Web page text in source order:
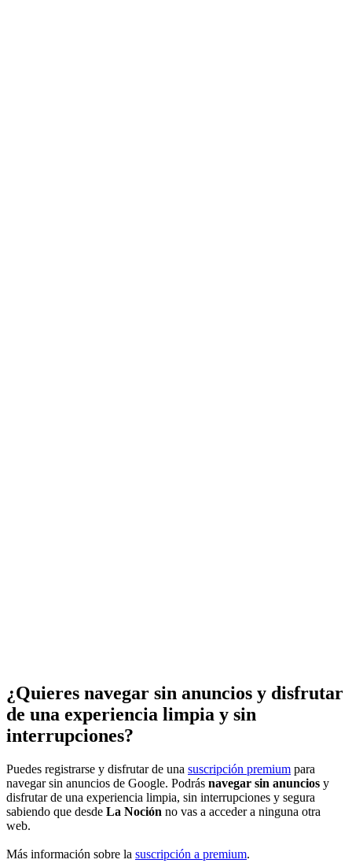
¿Quieres navegar sin anuncios y disfrutar
de una experiencia limpia y sin
interrupciones?
Puedes registrarse y disfrutar de una suscripción premium para
navegar sin anuncios de Google. Podrás navegar sin anuncios y
disfrutar de una experiencia limpia, sin interrupciones y segura
sabiendo que desde La Noción no vas a acceder a ninguna otra
web.
Más información sobre la suscripción a premium.